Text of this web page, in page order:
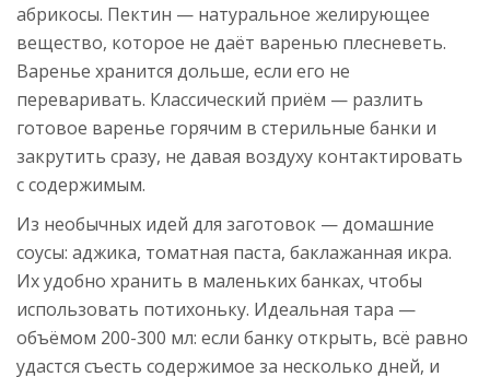
абрикосы. Пектин — натуральное желирующее
вещество, которое не даёт варенью плесневеть.
Варенье хранится дольше, если его не
переваривать. Классический приём — разлить
готовое варенье горячим в стерильные банки и
закрутить сразу, не давая воздуху контактировать
с содержимым.
Из необычных идей для заготовок — домашние
соусы: аджика, томатная паста, баклажанная икра.
Их удобно хранить в маленьких банках, чтобы
использовать потихоньку. Идеальная тара —
объёмом 200-300 мл: если банку открыть, всё равно
удастся съесть содержимое за несколько дней, и